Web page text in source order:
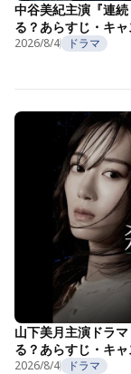
中谷美紀主演『連
る？あらすじ・キ
2026/8/4 ドラマ
山下美月主演ドラ
る？あらすじ・キ
2026/8/4 ドラマ